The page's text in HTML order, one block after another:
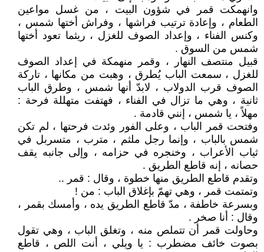
وانهمكت قمر في شؤون البيت ، من غسل مواعين
الطعام ، وإعادة ترتيب فراشها ، وفراش أختها شمس ،
وكنس الفناء ، وإعداد الصوف للغزل ، ريثما تعود أختها
شمس من السوق .
قبيل منتصف النهار ، وقمر منهمكة في إعداد الصوف
للغزل ، سمعت الباب يُطرق ، وهبت من مكانها ، تاركة
الصوف قرب الدولاب ، لابدّ أنها شمس ، وطرق الباب
ثانية ، وهي ما تزال في الفناء ، فهتفت متهللة فرحة :
مهلاً ، يا شمس ، إنني قادمة .
وفتحت قمر الباب ، وعلى الفور وئدت فرحتها ، لم تكن
شمس بالباب ، وإنما رجل ملثم ، مترب ، متسربل في
ثياب الأعراب ، وخنجره في حزامه ، وإلى جانبه يقف
حصانه ، إنه قاطع الطريق .
وتقدم قاطع الطريق منها خطوة ، وقال : قمر ..
وتمتمت قمر ، وهي تهمّ بإغلاق الباب : من !
وبسرعة خاطفة ، مدّ قاطع الطريق يده ، وأمسك بقمر ،
وقال : أنا صخر .
وحاولت قمر أن تتملص منه ، وتغلق الباب ، وهي تقول
بصوت خائف مضطرب : يا ويلي ، أنت اللص ، قاطع